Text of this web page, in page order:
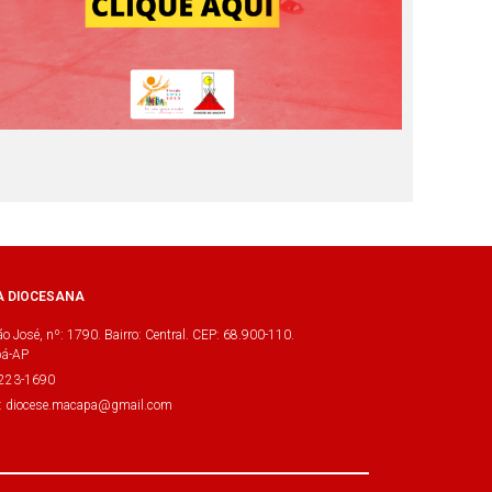
DIOCESANA
José, nº: 1790. Bairro: Central. CEP: 68.900-110.
AP
1690
diocese.macapa@gmail.com